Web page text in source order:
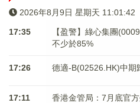
2026年8月9日 星期天 11:01:42
17:35
【盈警】綠心集團
不少於85%
17:26 德適-B(02526.HK)中期
17:11 香港金管局：7月底官